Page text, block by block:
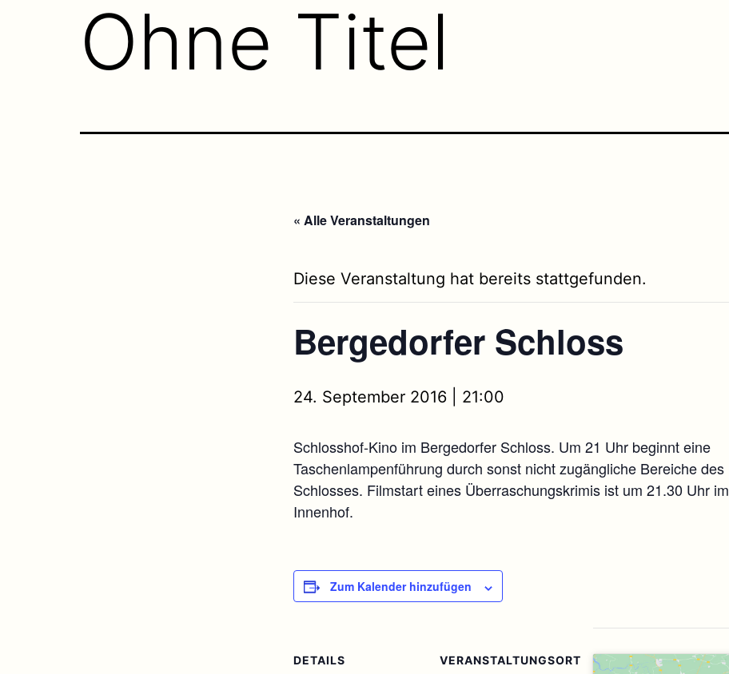
Ohne Titel
« Alle Veranstaltungen
Diese Veranstaltung hat bereits stattgefunden.
Bergedorfer Schloss
24. September 2016 | 21:00
Schlosshof-Kino im Bergedorfer Schloss. Um 21 Uhr beginnt eine
Taschenlampenführung durch sonst nicht zugängliche Bereiche des
Schlosses. Filmstart eines Überraschungskrimis ist um 21.30 Uhr im
Innenhof.
Zum Kalender hinzufügen
DETAILS
VERANSTALTUNGSORT